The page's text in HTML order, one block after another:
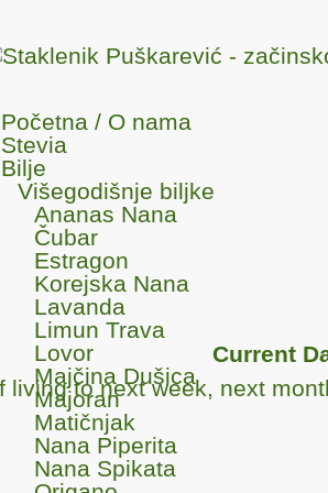
Početna / O nama
Stevia
Bilje
Višegodišnje biljke
Ananas Nana
Čubar
Estragon
Korejska Nana
Lavanda
Limun Trava
Lovor
Majčina Dušica
Majoran
Matičnjak
Nana Piperita
Nana Spikata
Current
living to next week, next